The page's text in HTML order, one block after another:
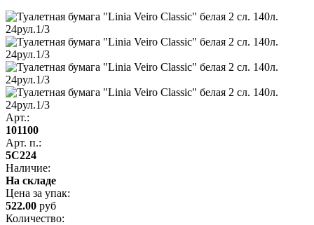
Арт.:
101100
Арт. п.:
5С224
Наличие:
На складе
Цена за упак:
522.00 руб
Количество: